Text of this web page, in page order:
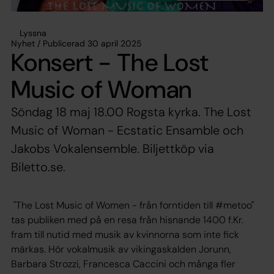
Lyssna
Nyhet / Publicerad 30 april 2025
Konsert - The Lost
Music of Woman
Söndag 18 maj 18.00 Rogsta kyrka. The Lost
Music of Woman - Ecstatic Ensamble och
Jakobs Vokalensemble. Biljettköp via
Biletto.se.
"The Lost Music of Women - från forntiden till #metoo"
tas publiken med på en resa från hisnande 1400 f.Kr.
fram till nutid med musik av kvinnorna som inte fick
märkas. Hör vokalmusik av vikingaskalden Jorunn,
Barbara Strozzi, Francesca Caccini och många fler